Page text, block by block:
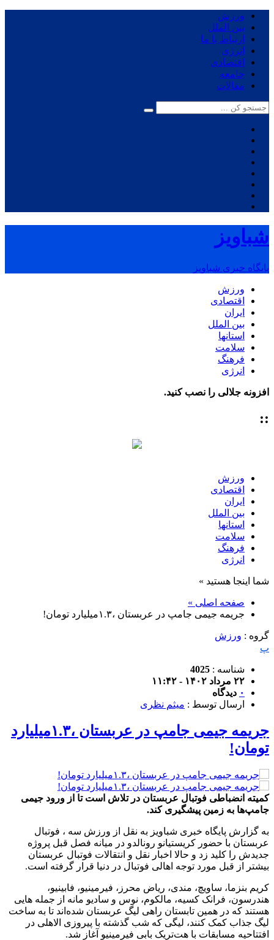
ورزش
بین الملل
ارتباط با ما
انرژی
اقتصادی
جامعه
مقالات
شباویز
پایگاه خبری شباویز
ورزش
اقتصادی
ایران
بین الملل
استانها
سلامت
فرهنگ
انرژی
افزونه جلالی را نصب کنید.
::
ورزش
اقتصادی
ایران
بین الملل
استانها
سلامت
فرهنگ
انرژی
شما اینجا هستید »
صفحه اصلی »
جریمه جیمی جامپ در عربستان ،۱.۳میلیارد تومان!
گروه : ورزش
پ
شناسه : 4025
۲۲ مرداد ۱۴۰۲ - ۱۱:۴۲
۰ دیدگاه
ارسال توسط : میثم نظری
جریمه جیمی جامپ در عربستان ،۱.۳میلیارد
تومان!
کمیته انضباطی فوتبال عربستان در تلاش است تا از ورود جیمی
جامپ‌ها به زمین پیشگیری کند.
به گزارش پایگاه خبری شباویز به نقل از ورزش سه ، فوتبال
عربستان با حضور کریستیانو رونالدو در میانه فصل قبل پروژه
جدیدش را کلید زد و حالا اخبار نقل و انتقالات فوتبال عربستان
بیشتر از قبل مورد توجه اهالی فوتبال در دنیا قرار گرفته است.
کریم بنزما، ساویچ، مندی، ریاض محرز، فیرمینیو، فابینیو،
هندرسون، فرانک کسیه، مالکوم، نوس و سادیو مانه از جمله ‌هایی
هستند که در همین تابستان راهی لیگ عربستان شده‌اند تا به ساخت
لیگ جذاب کمک کنند، لیگی که شب گذشته با پیروزی الاهلی در
افتتاحیه مسابقات با هت‌تریک بابی فیرمینیو آغاز شد.